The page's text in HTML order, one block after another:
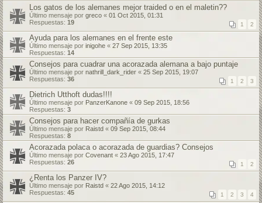
Los gatos de los alemanes mejor traided o en el maletin??
Último mensaje por greco « 01 Oct 2015, 01:31
Respuestas: 19 1 2
Ayuda para los alemanes en el frente este
Último mensaje por inigohe « 27 Sep 2015, 13:35
Respuestas: 14
Consejos para cuadrar una acorazada alemana a bajo puntaje
Último mensaje por nathrill_dark_rider « 25 Sep 2015, 19:07
Respuestas: 36 1 2 3
Dietrich Utthoft dudas!!!!
Último mensaje por PanzerKanone « 09 Sep 2015, 18:56
Respuestas: 3
Consejos para hacer compañía de gurkas
Último mensaje por Raistd « 09 Sep 2015, 08:44
Respuestas: 8
Acorazada polaca o acorazada de guardias? Consejos
Último mensaje por Covenant « 23 Ago 2015, 17:47
Respuestas: 26 1 2
¿Renta los Panzer IV?
Último mensaje por Raistd « 22 Ago 2015, 14:12
Respuestas: 45 1 2 3 4